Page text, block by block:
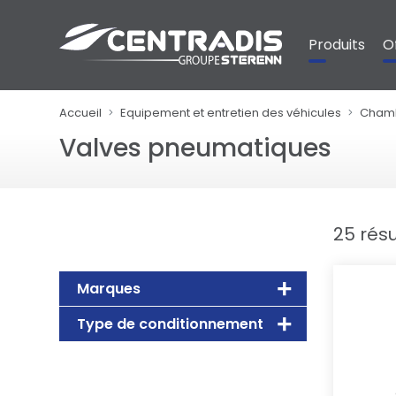
Produits
Accueil Equipement et entretien des véhicules
Valves pneumatiques
Marques
Type de conditionnement
25